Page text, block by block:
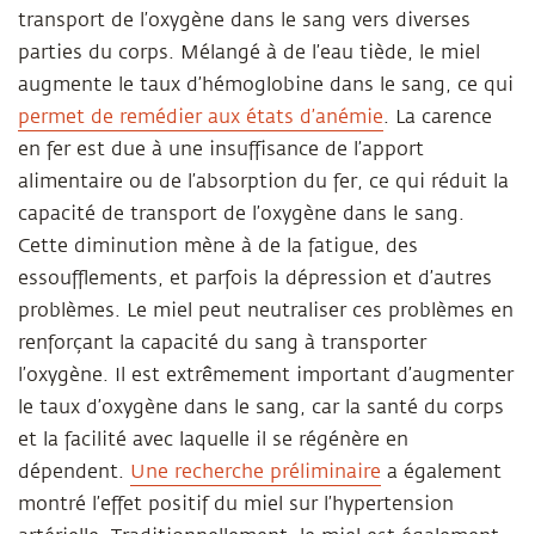
transport de l’oxygène dans le sang vers diverses
parties du corps. Mélangé à de l’eau tiède, le miel
augmente le taux d’hémoglobine dans le sang, ce qui
permet de remédier aux états d’anémie. La carence
en fer est due à une insuffisance de l’apport
alimentaire ou de l’absorption du fer, ce qui réduit la
capacité de transport de l’oxygène dans le sang.
Cette diminution mène à de la fatigue, des
essoufflements, et parfois la dépression et d’autres
problèmes. Le miel peut neutraliser ces problèmes en
renforçant la capacité du sang à transporter
l’oxygène. Il est extrêmement important d’augmenter
le taux d’oxygène dans le sang, car la santé du corps
et la facilité avec laquelle il se régénère en
dépendent. Une recherche préliminaire a également
montré l’effet positif du miel sur l’hypertension